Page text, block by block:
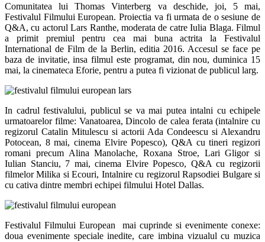
Comunitatea lui Thomas Vinterberg va deschide, joi, 5 mai,
Festivalul Filmului European. Proiectia va fi urmata de o sesiune de
Q&A, cu actorul Lars Ranthe, moderata de catre Iulia Blaga. Filmul
a primit premiul pentru cea mai buna actrita la Festivalul
International de Film de la Berlin, editia 2016. Accesul se face pe
baza de invitatie, insa filmul este programat, din nou, duminica 15
mai, la cinemateca Eforie, pentru a putea fi vizionat de publicul larg.
In cadrul festivalului, publicul se va mai putea intalni cu echipele
urmatoarelor filme: Vanatoarea, Dincolo de calea ferata (intalnire cu
regizorul Catalin Mitulescu si actorii Ada Condeescu si Alexandru
Potocean, 8 mai, cinema Elvire Popesco), Q&A cu tineri regizori
romani precum Alina Manolache, Roxana Stroe, Lari Gligor si
Iulian Stanciu, 7 mai, cinema Elvire Popesco, Q&A cu regizorii
filmelor Milika si Ecouri, Intalnire cu regizorul Rapsodiei Bulgare si
cu cativa dintre membri echipei filmului Hotel Dallas.
Festivalul Filmului European mai cuprinde si evenimente conexe:
doua evenimente speciale inedite, care imbina vizualul cu muzica